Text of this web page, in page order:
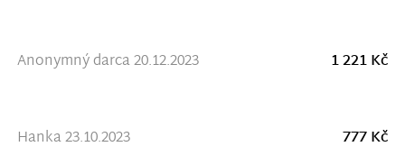
Anonymný darca 20.12.2023 1 221 Kč
Hanka 23.10.2023
777 Kč